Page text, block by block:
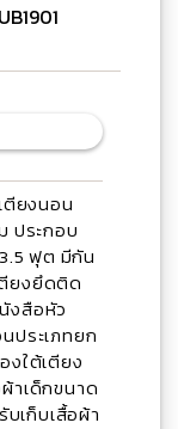
ตียงนอน
ประกอบ
ฟุต มีกัน
ยงยึดติด
งสือหัว
ประเภทยก
งใต้เตียง
าเด็กขนาด
บเก็บเสื้อผ้า